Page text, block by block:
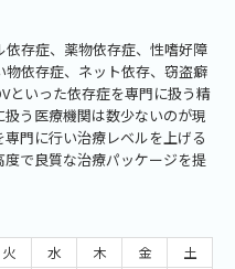
存症、薬物依存症、性嗜好障
依存症、ネット依存、窃盗癖
といった依存症を専門に扱う精
う医療機関は数少ないのが現
門に行い治療レベルを上げる
で良質な治療パッケージを提
火 水 木 金
土